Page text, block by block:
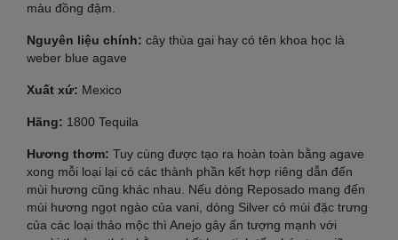
màu đồng đậm.
Nguyên liệu chính: cây thùa gai hay có tên khoa học là
weber blue agave
Xuất xứ: Mexico
Hãng: 1800 Tequila
Hương thơm: Tuy cùng được tạo ra hoàn toàn bằng agave
xong mỗi loại lại có các thành phần kết hợp riêng dẫn đến
mùi hương cũng khác nhau. Nếu dòng Reposado mang đến
mùi hương ngọt ngào của vani, dòng Silver có mùi đặc trưng
của các loại thảo mộc thì Anejo gây ấn tượng mạnh với